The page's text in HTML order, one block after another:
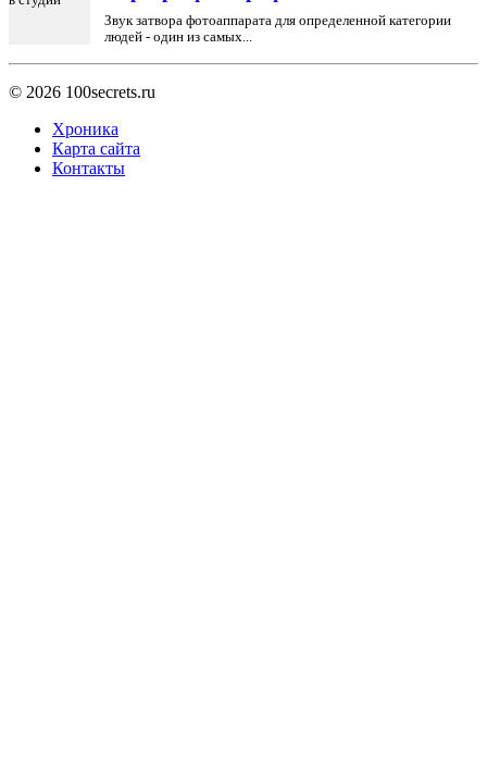
Звук затвора фотоаппарата для определенной категории
людей - один из самых...
© 2026 100secrets.ru
Хроника
Карта сайта
Контакты